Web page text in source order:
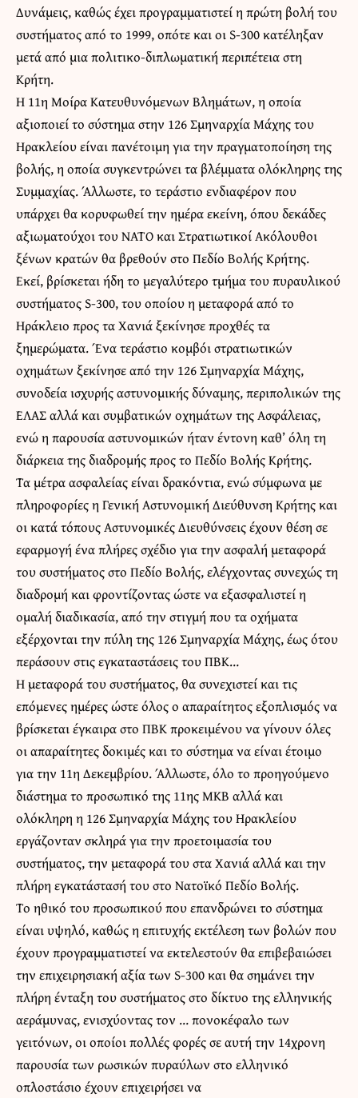
Δυνάμεις, καθώς έχει προγραμματιστεί η πρώτη βολή του
συστήματος από το 1999, οπότε και οι S-300 κατέληξαν
μετά από μια πολιτικο-διπλωματική περιπέτεια στη
Κρήτη.
Η 11η Μοίρα Κατευθυνόμενων Βλημάτων, η οποία
αξιοποιεί το σύστημα στην 126 Σμηναρχία Μάχης του
Ηρακλείου είναι πανέτοιμη για την πραγματοποίηση της
βολής, η οποία συγκεντρώνει τα βλέμματα ολόκληρης της
Συμμαχίας. Άλλωστε, το τεράστιο ενδιαφέρον που
υπάρχει θα κορυφωθεί την ημέρα εκείνη, όπου δεκάδες
αξιωματούχοι του ΝΑΤΟ και Στρατιωτικοί Ακόλουθοι
ξένων κρατών θα βρεθούν στο Πεδίο Βολής Κρήτης.
Εκεί, βρίσκεται ήδη το μεγαλύτερο τμήμα του πυραυλικού
συστήματος S-300, του οποίου η μεταφορά από το
Ηράκλειο προς τα Χανιά ξεκίνησε προχθές τα
ξημερώματα. Ένα τεράστιο κομβόι στρατιωτικών
οχημάτων ξεκίνησε από την 126 Σμηναρχία Μάχης,
συνοδεία ισχυρής αστυνομικής δύναμης, περιπολικών της
ΕΛΑΣ αλλά και συμβατικών οχημάτων της Ασφάλειας,
ενώ η παρουσία αστυνομικών ήταν έντονη καθ’ όλη τη
διάρκεια της διαδρομής προς το Πεδίο Βολής Κρήτης.
Τα μέτρα ασφαλείας είναι δρακόντια, ενώ σύμφωνα με
πληροφορίες η Γενική Αστυνομική Διεύθυνση Κρήτης και
οι κατά τόπους Αστυνομικές Διευθύνσεις έχουν θέση σε
εφαρμογή ένα πλήρες σχέδιο για την ασφαλή μεταφορά
του συστήματος στο Πεδίο Βολής, ελέγχοντας συνεχώς τη
διαδρομή και φροντίζοντας ώστε να εξασφαλιστεί η
ομαλή διαδικασία, από την στιγμή που τα οχήματα
εξέρχονται την πύλη της 126 Σμηναρχία Μάχης, έως ότου
περάσουν στις εγκαταστάσεις του ΠΒΚ…
Η μεταφορά του συστήματος, θα συνεχιστεί και τις
επόμενες ημέρες ώστε όλος ο απαραίτητος εξοπλισμός να
βρίσκεται έγκαιρα στο ΠΒΚ προκειμένου να γίνουν όλες
οι απαραίτητες δοκιμές και το σύστημα να είναι έτοιμο
για την 11η Δεκεμβρίου. Άλλωστε, όλο το προηγούμενο
διάστημα το προσωπικό της 11ης ΜΚΒ αλλά και
ολόκληρη η 126 Σμηναρχία Μάχης του Ηρακλείου
εργάζονταν σκληρά για την προετοιμασία του
συστήματος, την μεταφορά του στα Χανιά αλλά και την
πλήρη εγκατάστασή του στο Νατοϊκό Πεδίο Βολής.
Το ηθικό του προσωπικού που επανδρώνει το σύστημα
είναι υψηλό, καθώς η επιτυχής εκτέλεση των βολών που
έχουν προγραμματιστεί να εκτελεστούν θα επιβεβαιώσει
την επιχειρησιακή αξία των S-300 και θα σημάνει την
πλήρη ένταξη του συστήματος στο δίκτυο της ελληνικής
αεράμυνας, ενισχύοντας τον … πονοκέφαλο των
γειτόνων, οι οποίοι πολλές φορές σε αυτή την 14χρονη
παρουσία των ρωσικών πυραύλων στο ελληνικό
οπλοστάσιο έχουν επιχειρήσει να